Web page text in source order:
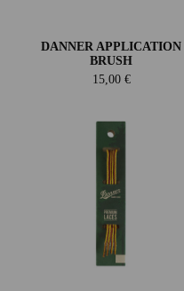
DANNER APPLICATION
BRUSH
15,00 €